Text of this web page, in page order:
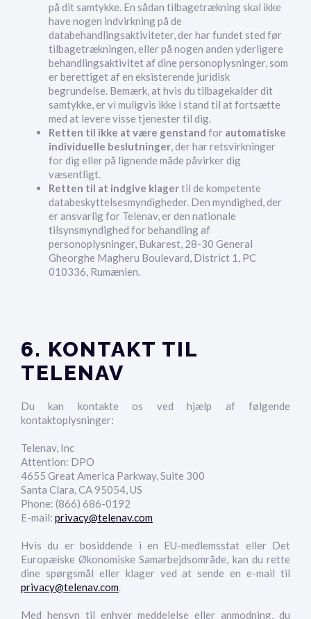
på dit samtykke. En sådan tilbagetrækning skal ikke
have nogen indvirkning på de
databehandlingsaktiviteter, der har fundet sted før
tilbagetrækningen, eller på nogen anden yderligere
behandlingsaktivitet af dine personoplysninger, som
er berettiget af en eksisterende juridisk
begrundelse. Bemærk, at hvis du tilbagekalder dit
samtykke, er vi muligvis ikke i stand til at fortsætte
med at levere visse tjenester til dig.
Retten til ikke at være genstand for automatiske
individuelle beslutninger, der har retsvirkninger
for dig eller på lignende måde påvirker dig
væsentligt.
Retten til at indgive klagertil de kompetente
databeskyttelsesmyndigheder. Den myndighed, der
er ansvarlig for Telenav, er den nationale
tilsynsmyndighed for behandling af
personoplysninger, Bukarest, 28-30 General
Gheorghe Magheru Boulevard, District 1, PC
010336, Rumænien.
6. KONTAKT TIL
TELENAV
Du kan kontakte os ved hjælp af følgende
kontaktoplysninger:
Telenav, Inc
Attention: DPO
4655 Great America Parkway, Suite 300
Santa Clara, CA 95054, US
Phone: (866) 686-0192
E-mail: privacy@telenav.com
Hvis du er bosiddende i en EU-medlemsstat eller Det
Europæiske Økonomiske Samarbejdsområde, kan du rette
dine spørgsmål eller klager ved at sende en e-mail til
privacy@telenav.com.
Med hensyn til enhver meddelelse eller anmodning, du